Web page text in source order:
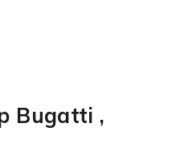
Bugatti ,